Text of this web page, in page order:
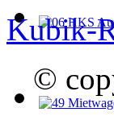
Kubik-
©